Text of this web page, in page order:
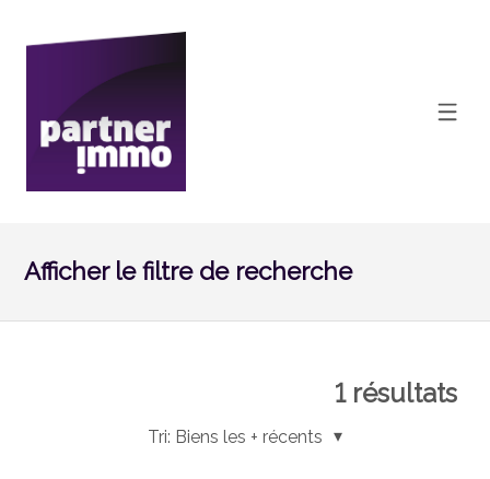
Afficher le filtre de recherche
1résultats
Tri: Biens les + récents